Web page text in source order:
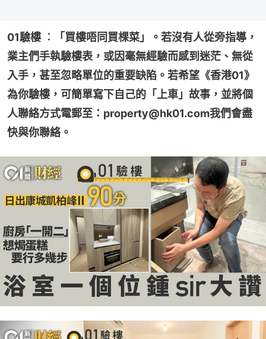
01驗樓 ︰「買樓唔同買棵菜」。若沒有人從旁指導，
業主們手執驗樓表，或因毫無經驗而感到迷茫、無從
入手，甚至忽略單位的重要缺陷。若希望《香港01》
為你驗樓，可簡單寫下自己的「上車」故事，並將個
人聯絡方式電郵至：property@hk01.com我們會盡
快與你聯絡。